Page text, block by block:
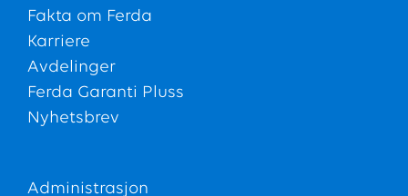
Fakta om Ferda
Karriere
Avdelinger
Ferda Garanti Pluss
Nyhetsbrev
Administrasjon